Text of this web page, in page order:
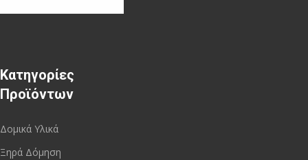
Κατηγορίες
Προϊόντων
Δομικά Υλικά
Ξηρά Δόμηση